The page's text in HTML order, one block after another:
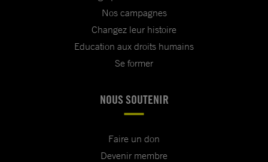
Nos campagnes
Changez leur histoire
Education aux droits humains
Se former
NOUS SOUTENIR
Faire un don
Devenir membre